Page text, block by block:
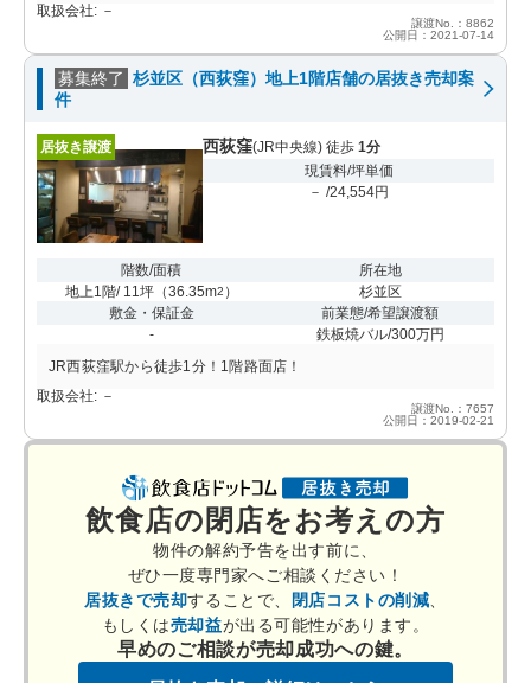
取扱会社: －
譲渡No.：8862
公開日：2021-07-14
募集終了 杉並区（西荻窪）地上1階店舗の居抜き売却案
件
居抜き譲渡 西荻窪(JR中央線) 徒歩 1分
現賃料/坪単価
－ /24,554円
階数/面積
地上1階/ 11坪（36.35m2 ）
所在地
杉並区
敷金・保証金
-
前業態/希望譲渡額
鉄板焼バル/300万円
JR西荻窪駅から徒歩1分！1階路面店！
取扱会社: －
譲渡No.：7657
公開日：2019-02-21
飲食店の閉店をお考えの方
物件の解約予告を出す前に、
ぜひ一度専門家へご相談ください！
居抜きで売却することで、 閉店コストの削減
もしくは売却益が出る可能性があります。
早めのご相談が売却成功への鍵。